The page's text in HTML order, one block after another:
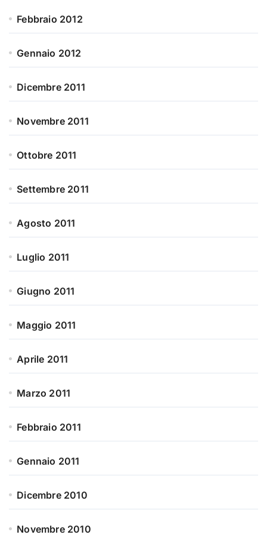
Febbraio 2012
Gennaio 2012
Dicembre 2011
Novembre 2011
Ottobre 2011
Settembre 2011
Agosto 2011
Luglio 2011
Giugno 2011
Maggio 2011
Aprile 2011
Marzo 2011
Febbraio 2011
Gennaio 2011
Dicembre 2010
Novembre 2010